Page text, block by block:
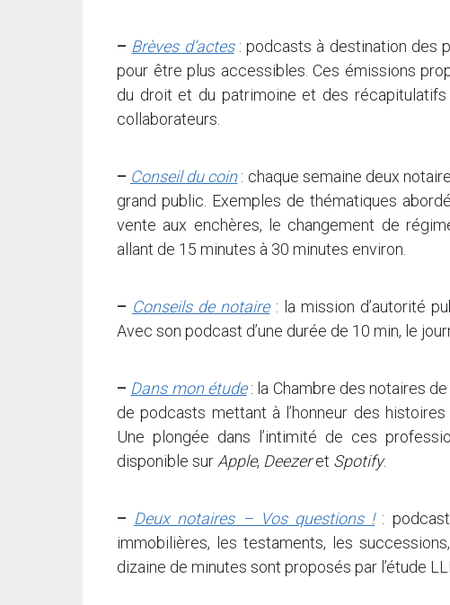
– Brèves d’actes: podcasts à destination des
pour être plus accessibles. Ces émissions
du droit et du patrimoine et des
collaborateurs.
– Conseil du coin: chaque semaine deux
grand public. Exemples de thématiques
vente aux enchères, le changement de
allant de 15 minutes à 30 minutes environ.
– Conseils de notaire: la mission d’autorité
Avec son podcast d’une durée de 10 min, le
– Dans mon étude: la Chambre des notaires
de podcasts mettant à l’honneur des
Une plongée dans l’intimité de ces
disponible surApple, Deezeret Spotify.
– Deux notaires – Vos questions !:
immobilières, les testaments, les
dizaine de minutes sont proposés par l’étude